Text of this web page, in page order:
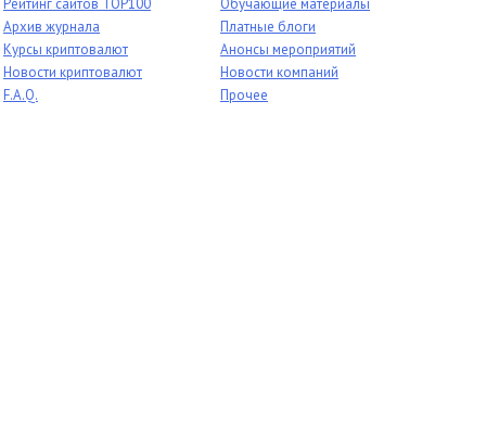
Рейтинг сайтов TOP100
Архив журнала
Курсы криптовалют
Новости криптовалют
F.A.Q.
Обучающие материалы
Платные блоги
Анонсы мероприятий
Новости компаний
Прочее